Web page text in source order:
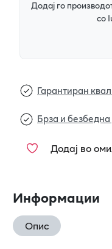
Додај го
со
Гарантиран
Брза и
Додај во
Информации
Опис